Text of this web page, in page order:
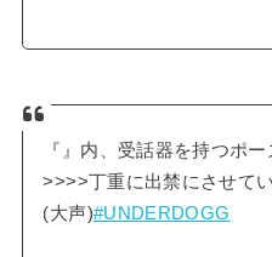
『』内、受話器を持つポー
>>>>丁重に出禁にさせて
(大声)#UNDERDOGG